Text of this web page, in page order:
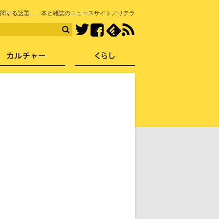
する話題……本と雑誌のニュースサイト／リテラ
TwitterFacebook
社会